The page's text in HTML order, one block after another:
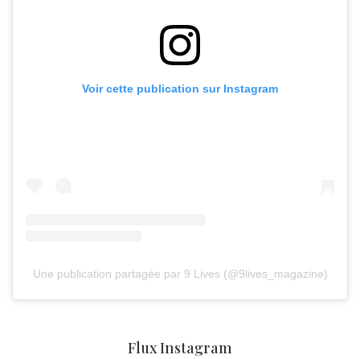
Voir cette publication sur Instagram
Une publication partagée par 9 Lives (@9lives_magazine)
Flux Instagram